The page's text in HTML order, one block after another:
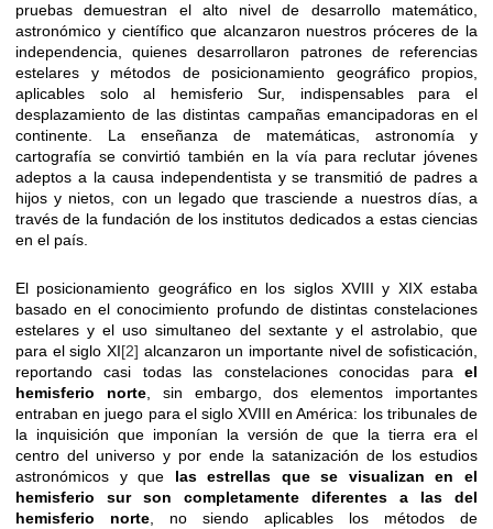
pruebas demuestran el alto nivel de desarrollo matemático,
astronómico y científico que alcanzaron nuestros próceres de la
independencia, quienes desarrollaron patrones de referencias
estelares y métodos de posicionamiento geográfico propios,
aplicables solo al hemisferio Sur, indispensables para el
desplazamiento de las distintas campañas emancipadoras en el
continente. La enseñanza de matemáticas, astronomía y
cartografía se convirtió también en la vía para reclutar jóvenes
adeptos a la causa independentista y se transmitió de padres a
hijos y nietos, con un legado que trasciende a nuestros días, a
través de la fundación de los institutos dedicados a estas ciencias
en el país.
El posicionamiento geográfico en los siglos XVIII y XIX estaba
basado en el conocimiento profundo de distintas constelaciones
estelares y el uso simultaneo del sextante y el astrolabio, que
para el siglo XI[2] alcanzaron un importante nivel de sofisticación,
reportando casi todas las constelaciones conocidas para el
hemisferio norte, sin embargo, dos elementos importantes
entraban en juego para el siglo XVIII en América: los tribunales de
la inquisición que imponían la versión de que la tierra era el
centro del universo y por ende la satanización de los estudios
astronómicos y que las estrellas que se visualizan en el
hemisferio sur son completamente diferentes a las del
hemisferio norte, no siendo aplicables los métodos de